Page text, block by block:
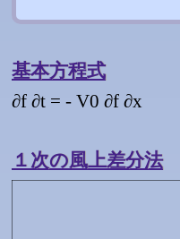
基本方程式
∂f ∂t = - V0 ∂f ∂x
１次の風上差分法